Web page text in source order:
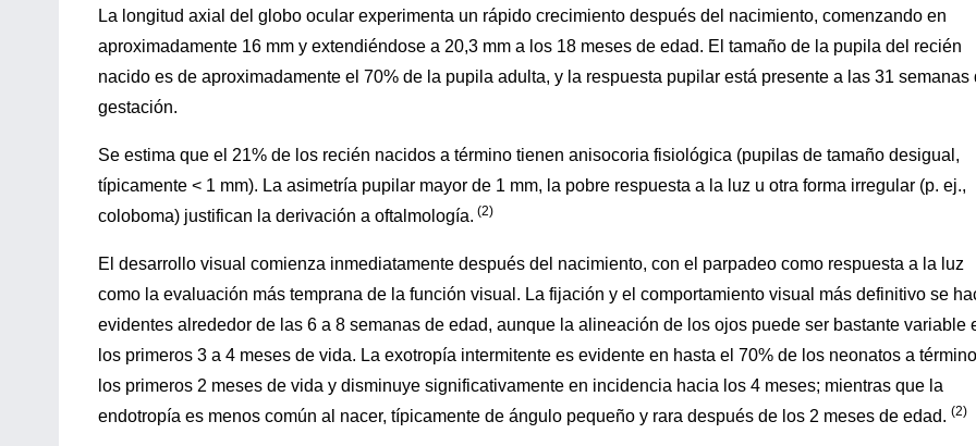
La longitud axial del globo ocular experimenta un rápido crecimiento después del nacimiento, comenzando en
aproximadamente 16 mm y extendiéndose a 20,3 mm a los 18 meses de edad. El tamaño de la pupila del recién
nacido es de aproximadamente el 70% de la pupila adulta, y la respuesta pupilar está presente a las 31 semanas
gestación.
Se estima que el 21% de los recién nacidos a término tienen anisocoria fisiológica (pupilas de tamaño desigual,
típicamente < 1 mm). La asimetría pupilar mayor de 1 mm, la pobre respuesta a la luz u otra forma irregular (p. ej.,
coloboma) justifican la derivación a oftalmología. (2)
El desarrollo visual comienza inmediatamente después del nacimiento, con el parpadeo como respuesta a la luz
como la evaluación más temprana de la función visual. La fijación y el comportamiento visual más definitivo se
evidentes alrededor de las 6 a 8 semanas de edad, aunque la alineación de los ojos puede ser bastante variable
los primeros 3 a 4 meses de vida. La exotropía intermitente es evidente en hasta el 70% de los neonatos a
los primeros 2 meses de vida y disminuye significativamente en incidencia hacia los 4 meses; mientras que la
endotropía es menos común al nacer, típicamente de ángulo pequeño y rara después de los 2 meses de edad. (2)